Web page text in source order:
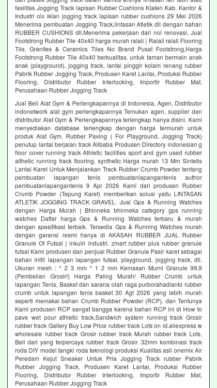
fasilitas Jogging Track lapisan Rubber Cushions Klaten Kab. Kantor &
Industri olx iklan jogging track lapisan rubber cushions 29 Mei 2026
Menerima pembuatan Jogging Track,lintasan Atletik dll dengan bahan
RUBBER CUSHIONS dll.Menerima pekerjaan dari nol renovasi, Jual
Footstrong Rubber Tile 40x40 harga murah ralali | Ralali ralali Flooring
Tile, Granites & Ceramics Tiles No Brand Pusat Footstrong,Harga
Footstrong Rubber Tile 40x40 berkualitas. untuk taman bermain anak
anak (playground), jogging track, lantai pinggir kolam renang rubber
Pabrik Rubber Jogging Track, Produsen Karet Lantai, Produksi Rubber
Flooring, Distributor Rubber Interlocking, Importir Rubber Mat,
Perusahaan Rubber Jogging Track
Jual Beli Alat Gym & Perlengkapannya di Indonesia, Agen, Distributor
indonetwork alat gym perlengkapannya Temukan agen, supplier dan
distributor Alat Gym & Perlengkapannya terlengkap hanya disini. Kami
menyediakan database terlengkap dengan harga termurah untuk
produk Alat Gym. Rubber Paving ( For Playground, Jogging Track)
penutup lantai berjalan track Alibaba Produsen Directory indonesian g
floor cover running track Athletic facilities sport and gym used rubber
althetic running track flooring, synthetic Harga murah 13 Mm Sintetis
Lantai Karet Untuk Menjalankan Track Rubber Crumb Powder tentang
pembuatan lapangan tenis pembuatanlapangantenis author
pembuatanlapangantenis 9 Apr 2026 Kami dari produsen Rubber
Crumb Powder (Tepung Karet) memberikan solusi yaitu LINTASAN
ATLETIK JOGGING TRACK GRAVEL. Jual Gps & Running Watches
dengan Harga Murah | Bhinneka bhinneka category gps running
watches Daftar harga Gps & Running Watches terbaru & murah
dengan spesifikasi terbaik. Tersedia Gps & Running Watches murah
dengan garansi resmi hanya di AKASAH RUBBER JUAL Rubber
Granule Of Futsal | inkuiri industri. zmart rubber plus rubber granule
futsal Kami produsen dan penjual Rubber Granule Pasir karet sebagai
bahan infill lapangan lapangan futsal, playground, jogging track, dll.
Ukuran mesh : * 2 3 mm * 1 2 mm Kemasan Murni Granule 99,9
(Pembelian Grosir!) Harga Paling Murah! Rubber Crumb untuk
lapangan Tenis, Basket dan sarana olah raga purborahadianto rubber
crumb untuk lapangan tenis basket 30 Agt 2026 yang lebih murah
seperti memakai bahan Crumb Rubber Powder (RCP). dan Tentunya
Kami produsen RCP sangat bangga karena bahan RCP ini di How to
pave wet pour athletic track,Sandwich system running track Grosir
rubber track Gallery Buy Low Price rubber track Lots on id.aliexpress w
wholesale rubber track Grosir rubber track Murah rubber track Lots,
Beli dari yang terpercaya rubber track Grosir. 32mm kombinasi track
roda DIY model tangki roda teknologi produksi Kualitas asli onemix Air
Peredam Kejut Sneaker Untuk Pria Jogging Track rubber Pabrik
Rubber Jogging Track, Produsen Karet Lantai, Produksi Rubber
Flooring, Distributor Rubber Interlocking, Importir Rubber Mat,
Perusahaan Rubber Jogging Track